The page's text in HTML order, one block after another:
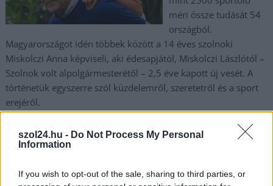
szol24.hu - Do Not Process My Personal
Information
If you wish to opt-out of the sale, sharing to third parties, or
méri össze tudását 54
országból.
Magyarországot idén többek között a 14 éves szolnoki
Miskolczi Anna képviseli, aki édesapjától, Miskolczi Lászlótól –
Szolnok volt alpolgármesterétől – 2,5 éve kapott új vesét. A
történetük egyszerre szól küzdelemről, szeretetről és a sport
erejéről.
TOVÁBB OLVASOM
Világjátéka,Szolnok,vesetranszplantáció